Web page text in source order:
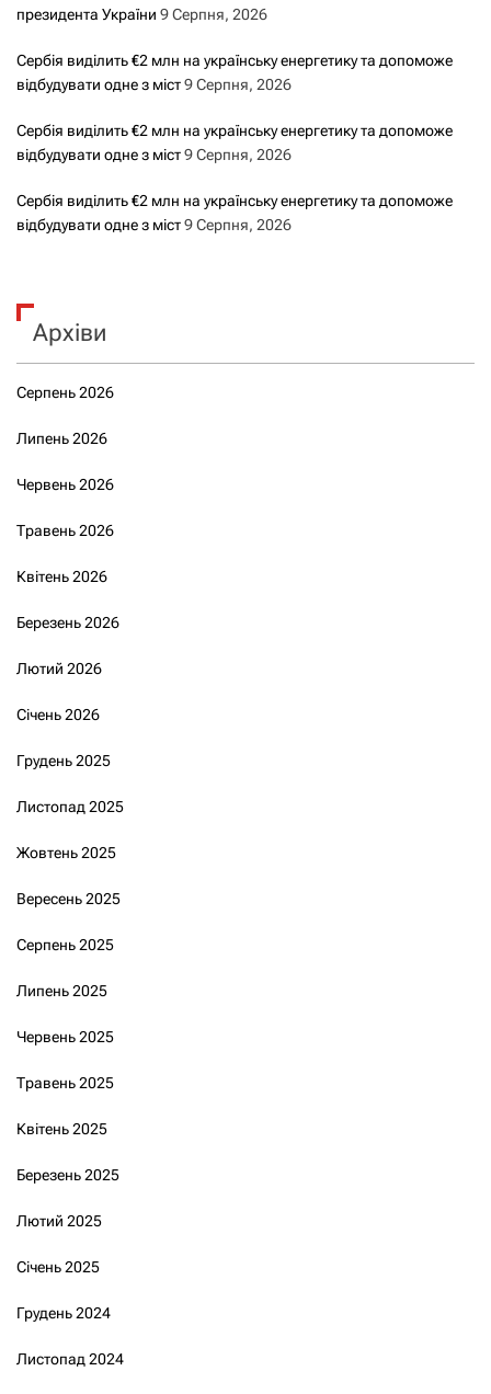
м
и
президента України 9 Серпня, 2026
Сербія виділить €2 млн на українську енергетику та допоможе
відбудувати одне з міст9 Серпня, 2026
Сербія виділить €2 млн на українську енергетику та допоможе
відбудувати одне з міст9 Серпня, 2026
Сербія виділить €2 млн на українську енергетику та допоможе
відбудувати одне з міст9 Серпня, 2026
Архіви
Серпень 2026
Липень 2026
Червень 2026
Травень 2026
Квітень 2026
Березень 2026
Лютий 2026
Січень 2026
Грудень 2025
Листопад 2025
Жовтень 2025
Вересень 2025
Серпень 2025
Липень 2025
Червень 2025
Травень 2025
Квітень 2025
Березень 2025
Лютий 2025
Січень 2025
Грудень 2024
Листопад 2024